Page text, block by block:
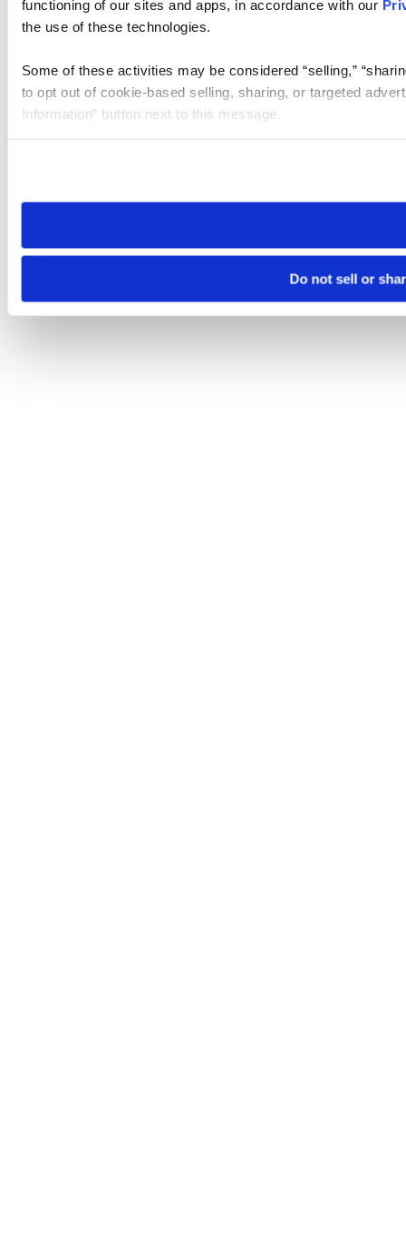
functioning of our sites and apps, in accordance with our
the use of these technologies.
Some of these activities may be considered “selling,”
to opt out of cookie-based selling, sharing, or targeted
Information” button next to this message.
need to be set again.
Do not sell or